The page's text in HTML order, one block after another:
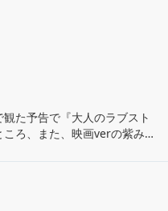
遠くへ進んでいたかった。止
なかで、距離だけが前に進
距離が、未来に近づくため
思えた。』
の手触りや、未来の光にば
肝心の「今」をどこか置き
。』
でいく一方で、自分の足で
が、どこかで薄れてい
ただ進み続ける時間の中で
中にぽつんと佇む岩のよう
いる感覚。時間を共に過ごし
た予告で『大人のラブスト
ころ、また、映画verの紫み